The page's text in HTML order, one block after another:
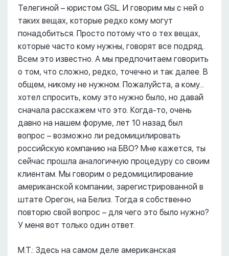
Телегиной – юристом GSL. И говорим мы с ней о
таких вещах, которые редко кому могут
понадобиться. Просто потому что о тех вещах,
которые часто кому нужны, говорят все подряд.
Всем это известно. А мы предпочитаем говорить
о том, что сложно, редко, точечно и так далее. В
общем, никому не нужном. Пожалуйста, а кому...
хотел спросить, кому это нужно было, но давай
сначала расскажем что это. Когда-то, очень
давно на нашем форуме, лет 10 назад был
вопрос – возможно ли редомицилировать
российскую компанию на БВО? Мне кажется, ты
сейчас прошла аналогичную процедуру со своим
клиентам. Мы говорим о редомицилирование
американской компании, зарегистрированной в
штате Орегон, на Белиз. Тогда я собственно
повторю свой вопрос – для чего это было нужно?
У меня вот только один ответ.
М.Т.: Здесь на самом деле американская